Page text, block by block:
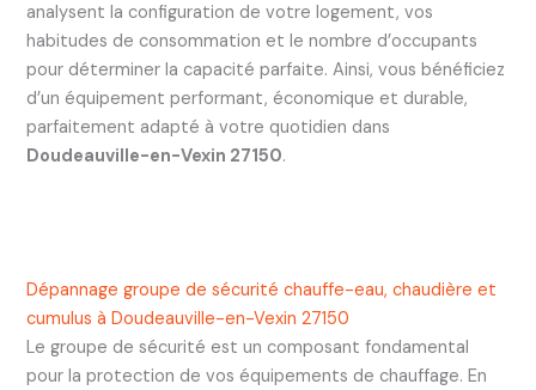
analysent la configuration de votre logement, vos
habitudes de consommation et le nombre d’occupants
pour déterminer la capacité parfaite. Ainsi, vous bénéficiez
d’un équipement performant, économique et durable,
parfaitement adapté à votre quotidien dans
Doudeauville-en-Vexin 27150.
Dépannage groupe de sécurité chauffe-eau, chaudière et
cumulus à Doudeauville-en-Vexin 27150
Le groupe de sécurité est un composant fondamental
pour la protection de vos équipements de chauffage. En